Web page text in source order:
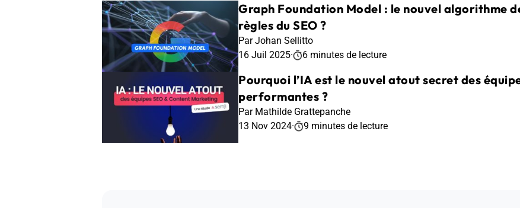
Graph Foundation Model : le nouvel algorithme
règles du SEO ?
Par Johan Sellitto
16 Juil 2025· 6 minutes de lecture
Pourquoi l’IA est le nouvel atout secret des
performantes ?
Par Mathilde Grattepanche
13 Nov 2024· 9 minutes de lecture